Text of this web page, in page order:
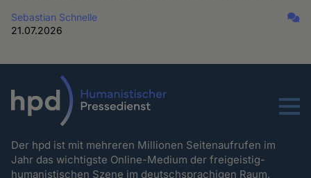
Sebastian Schnelle
21.07.2026
Menu
Der hpd ist mit mehreren Millionen Seitenaufrufen im
Jahr das wichtigste Online-Medium der freigeistig-
humanistischen Szene im deutschsprachigen Raum.